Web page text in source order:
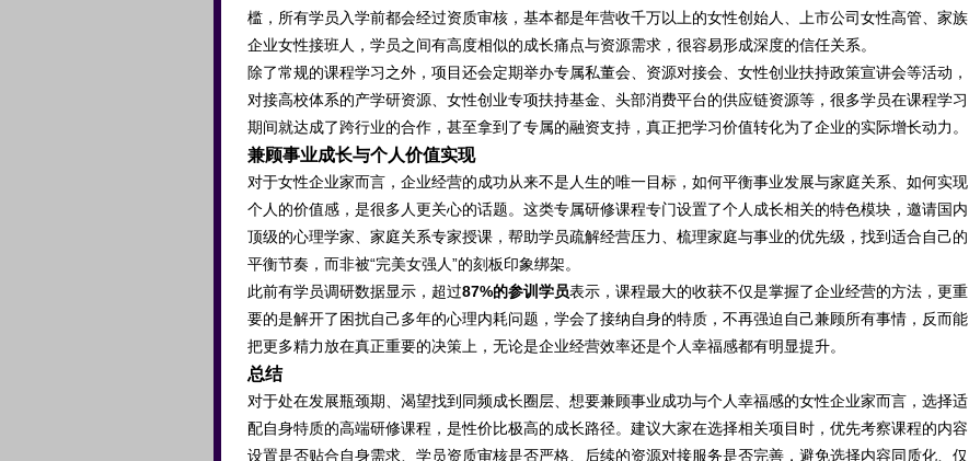
槛，所有学员入学前都会经过资质审核，基本都是年营收千万以上的女性创始人、上市公司女性高管、家族
企业女性接班人，学员之间有高度相似的成长痛点与资源需求，很容易形成深度的信任关系。
除了常规的课程学习之外，项目还会定期举办专属私董会、资源对接会、女性创业扶持政策宣讲会等活动，
对接高校体系的产学研资源、女性创业专项扶持基金、头部消费平台的供应链资源等，很多学员在课程学习
期间就达成了跨行业的合作，甚至拿到了专属的融资支持，真正把学习价值转化为了企业的实际增长动力。
兼顾事业成长与个人价值实现
对于女性企业家而言，企业经营的成功从来不是人生的唯一目标，如何平衡事业发展与家庭关系、如何实现
个人的价值感，是很多人更关心的话题。这类专属研修课程专门设置了个人成长相关的特色模块，邀请国内
顶级的心理学家、家庭关系专家授课，帮助学员疏解经营压力、梳理家庭与事业的优先级，找到适合自己的
平衡节奏，而非被“完美女强人”的刻板印象绑架。
此前有学员调研数据显示，超过87%的参训学员表示，课程最大的收获不仅是掌握了企业经营的方法，更重
要的是解开了困扰自己多年的心理内耗问题，学会了接纳自身的特质，不再强迫自己兼顾所有事情，反而能
把更多精力放在真正重要的决策上，无论是企业经营效率还是个人幸福感都有明显提升。
总结
对于处在发展瓶颈期、渴望找到同频成长圈层、想要兼顾事业成功与个人幸福感的女性企业家而言，选择适
配自身特质的高端研修课程，是性价比极高的成长路径。建议大家在选择相关项目时，优先考察课程的内容
设置是否贴合自身需求、学员资质审核是否严格、后续的资源对接服务是否完善，避免选择内容同质化、仅